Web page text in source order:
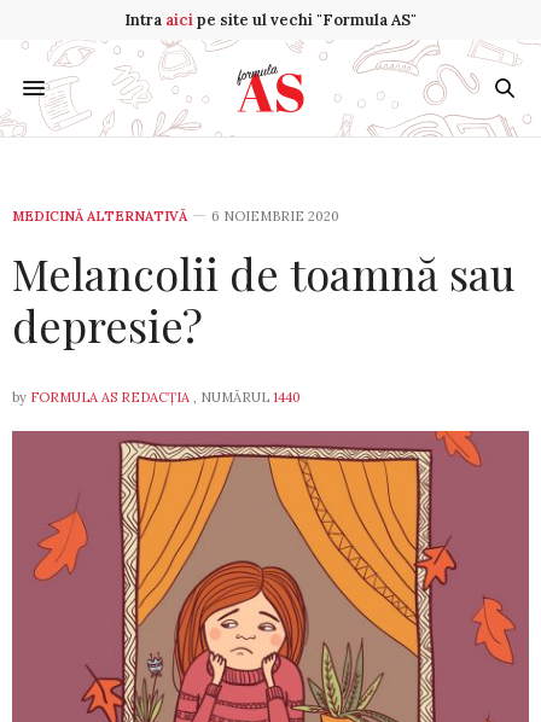
Intra aicipe site ul vechi "Formula AS"
MEDICINĂ ALTERNATIVĂ 6 NOIEMBRIE 2020
Melancolii de toamnă sau
depresie?
by FORMULA AS REDACȚIA , NUMĂRUL 1440